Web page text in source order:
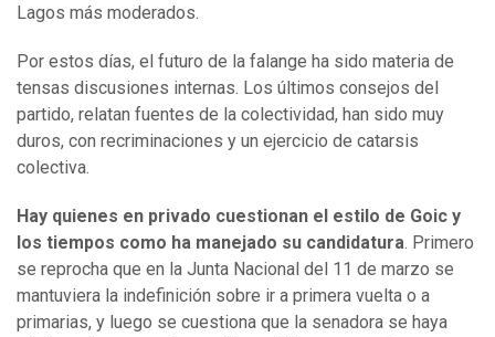
Lagos más moderados.
Por estos días, el futuro de la falange ha sido materia de
tensas discusiones internas. Los últimos consejos del
partido, relatan fuentes de la colectividad, han sido muy
duros, con recriminaciones y un ejercicio de catarsis
colectiva.
Hay quienes en privado cuestionan el estilo de Goic y
los tiempos como ha manejado su candidatura. Primero
se reprocha que en la Junta Nacional del 11 de marzo se
mantuviera la indefinición sobre ir a primera vuelta o a
primarias, y luego se cuestiona que la senadora se haya